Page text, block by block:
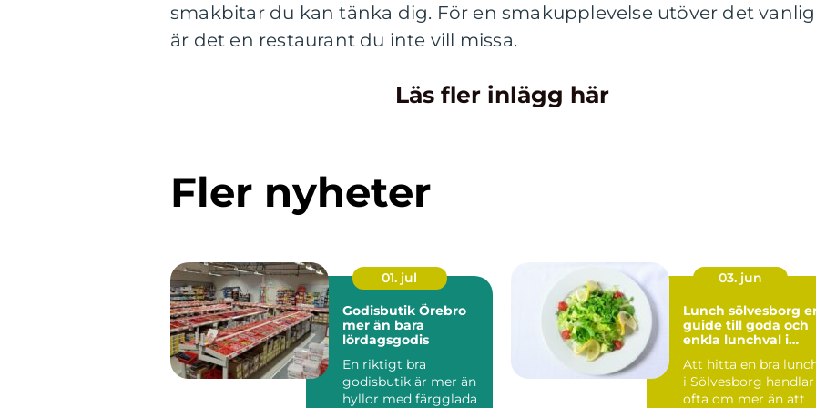
smakbitar du kan tänka dig. För en smakupplevelse utöver det
är det en restaurant du inte vill missa.
Läs fler inlägg här
Fler nyheter
01. jul
Godisbutik Örebro
mer än bara
lördagsgodis
En riktigt bra
godisbutik är mer än
hyllor med färgglada
03. jun
Lunch sölvesborg en
guide till goda och
enkla lunchval i
Att hitta en bra
i Sölvesborg handlar
ofta om mer än att